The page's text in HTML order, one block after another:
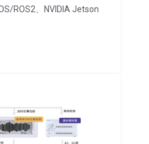
ROS2、NVIDIA Jetson